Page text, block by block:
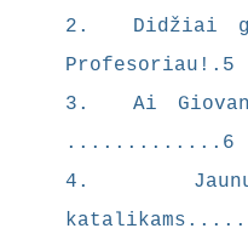
išmatos“ ,
pasak
autoriaus,
rankomis
nelietė
2. Didžiai
Profesoriau!.5
3. Ai
.............6
4.